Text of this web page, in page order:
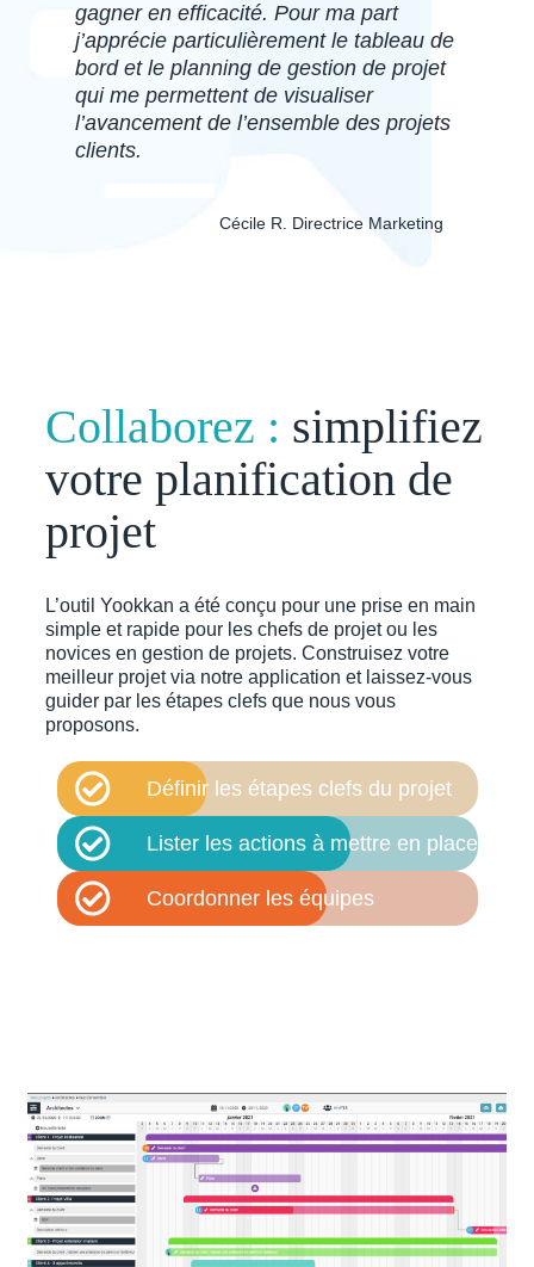
gagner en efficacité. Pour ma part
j’apprécie particulièrement le tableau de
bord et le planning de gestion de projet
qui me permettent de visualiser
l’avancement de l’ensemble des projets
clients.
Cécile R. Directrice Marketing
Collaborez : simplifiez
votre planification de
projet
L’outil Yookkan a été conçu pour une prise en main
simple et rapide pour les chefs de projet ou les
novices en gestion de projets. Construisez votre
meilleur projet via notre application et laissez-vous
guider par les étapes clefs que nous vous
proposons.
Définir les étapes clefs du projet
Lister les actions à mettre en place
Coordonner les équipes